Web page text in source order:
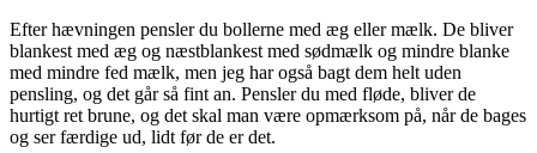
Efter hævningen pensler du bollerne med æg eller mælk. De bliver
blankest med æg og næstblankest med sødmælk og mindre blanke
med mindre fed mælk, men jeg har også bagt dem helt uden
pensling, og det går så fint an. Pensler du med fløde, bliver de
hurtigt ret brune, og det skal man være opmærksom på, når de bages
og ser færdige ud, lidt før de er det.